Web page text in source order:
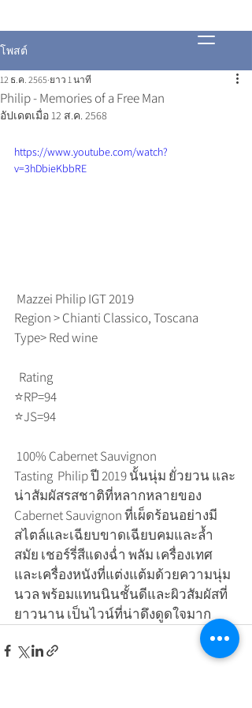
โพสต์
Philip - Memories of a Free Man
12 ธ.ค. 2565 ยาว 1 นาที
อัปเดตเมื่อ12 ส.ค. 2568
https://www.youtube.com/watch?
v=3hDbieKbbRE
Mazzei Philip IGT 2019
Region > Chianti Classico, Toscana
Type> Red wine
  Rating
⭐️RP=94
⭐️JS=94
100% Cabernet Sauvignon
Tasting  Philip ปี 2019 นั้นนุ่ม ยั่วยวน และ
น่าสัมผัสรสชาติที่หลากหลายของ
Cabernet Sauvignon ที่เผ็ดร้อนอย่างมี
สไตล์และเฉียบขาดเฉียบคมและล้ำ
สมัย เชอร์รี่สีแดงฉ่ำ พลัม เครื่องเทศ
และเครื่องหนังที่แต่งแต้มด้วยความนุ่ม
นวล พร้อมแทนนินชั้นดีและผิวสัมผัสที่
ยาวนาน เป็นไวน์ที่น่าดึงดูดใจมาก